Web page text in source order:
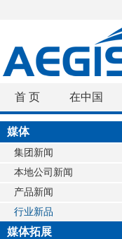
首 页 在中国
媒体
集团新闻
本地公司新闻
产品新闻
行业新品
媒体拓展